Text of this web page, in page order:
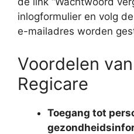
inlogformulier en volg
e-mailadres worden
Voordelen
Regicare
Toegang tot